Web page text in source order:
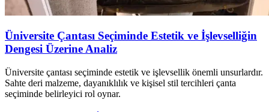
Üniversite Çantası Seçiminde Estetik ve İşlevselliğin
Dengesi Üzerine Analiz
Üniversite çantası seçiminde estetik ve işlevsellik önemli unsurlardır.
Sahte deri malzeme, dayanıklılık ve kişisel stil tercihleri çanta
seçiminde belirleyici rol oynar.